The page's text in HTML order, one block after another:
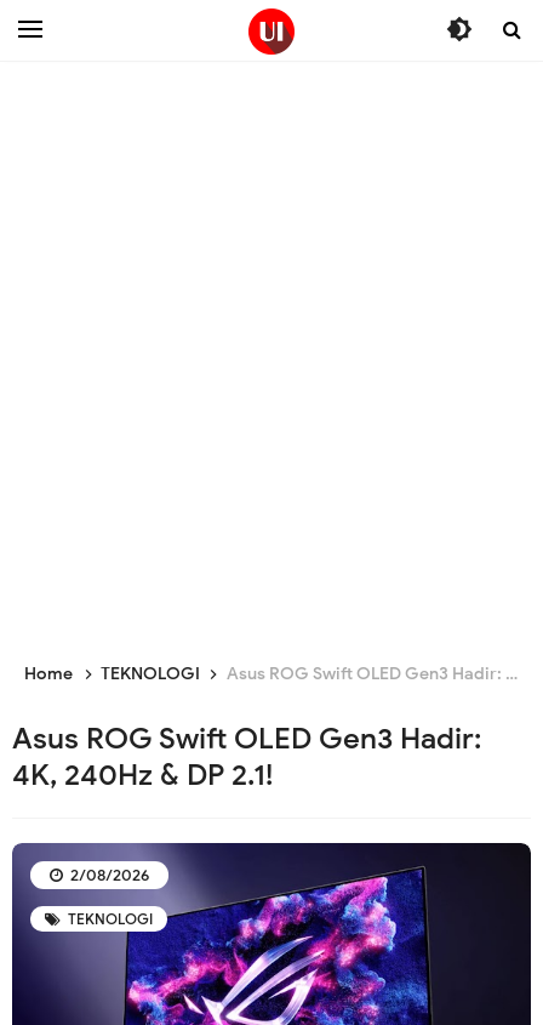
Home TEKNOLOGI Asus ROG Swift OLED Gen3 Hadir: 4K, 240Hz & DP 2.1!
Asus ROG Swift OLED Gen3 Hadir:
4K, 240Hz & DP 2.1!
TEKNOLOGI
2/08/2026